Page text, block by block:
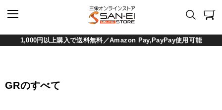
1,000円以上購入で送料無料／Amazon Pay,PayPay使用可能
GRのすべて